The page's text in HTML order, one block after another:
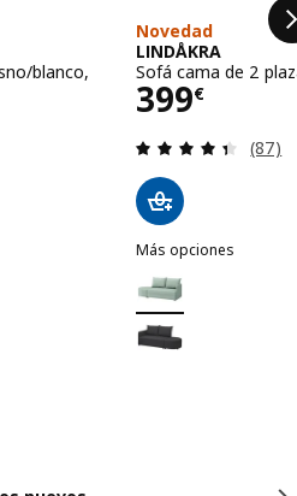
blanco,
efecto fresno/blanco,
120x70 cm
Novedad
LINDÅKRA
Sofá cama de 2
399€
Precio
(87)
Más opciones
Opción:
Opción: